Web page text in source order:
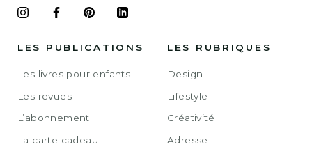
LES PUBLICATIONS
Les livres pour enfants
Les revues
L’abonnement
La carte cadeau
LES RUBRIQUES
Design
Lifestyle
Créativité
Adresse